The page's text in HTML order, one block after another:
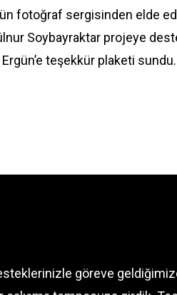
fotoğraf sergisinden elde
Soybayraktar projeye
teşekkür plaketi sundu.
göreve